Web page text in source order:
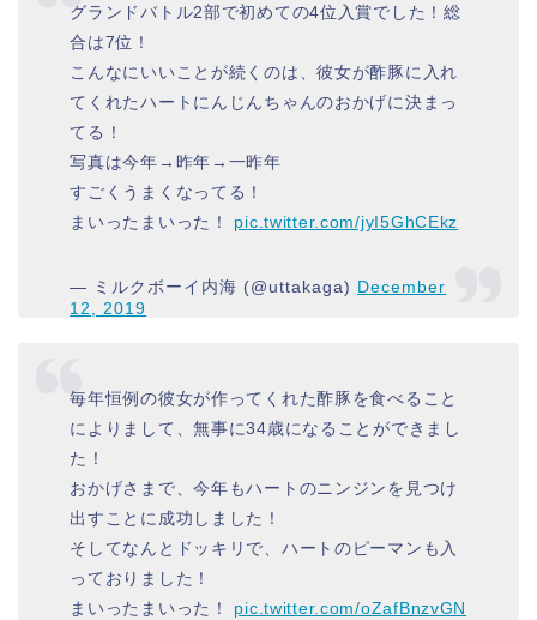
グランドバトル2部で初めての4位入賞でした！総
合は7位！
こんなにいいことが続くのは、彼女が酢豚に入れ
てくれたハートにんじんちゃんのおかげに決まっ
てる！
写真は今年→昨年→一昨年
すごくうまくなってる！
まいったまいった！ pic.twitter.com/jyI5GhCEkz
— ミルクボーイ内海 (@uttakaga) December
12, 2019
毎年恒例の彼女が作ってくれた酢豚を食べること
によりまして、無事に34歳になることができまし
た！
おかげさまで、今年もハートのニンジンを見つけ
出すことに成功しました！
そしてなんとドッキリで、ハートのピーマンも入
っておりました！
まいったまいった！ pic.twitter.com/oZafBnzvGN